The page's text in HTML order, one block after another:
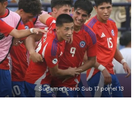
Sudamericano Sub 17 por el 13